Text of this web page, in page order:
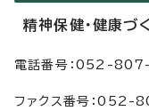
精神保健・健康づ
電話番号：052-
ファクス番号：